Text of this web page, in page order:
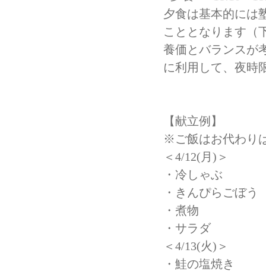
夕食は基本的には
こととなります（
養価とバランスが
に利用して、夜時
【献立例】
※ご飯はお代わり
＜4/12(月)＞
・冷しゃぶ
・きんぴらごぼう
・煮物
・サラダ
＜4/13(火)＞
・鮭の塩焼き